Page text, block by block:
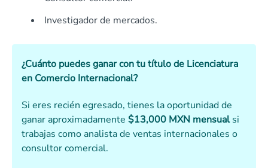
Investigador de mercados.
¿Cuánto puedes ganar con tu título de Licenciatura
en Comercio Internacional?
Si eres recién egresado, tienes la oportunidad de
ganar aproximadamente $13,000 MXN mensualsi
trabajas como analista de ventas internacionales o
consultor comercial.